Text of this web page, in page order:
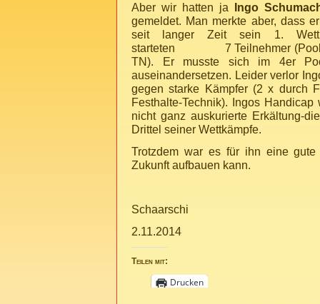
Aber wir hatten ja Ingo
gemeldet. Man merkte aber, dass
seit langer Zeit sein 1.
starteten 7 Teilnehmer (Pool 1
TN). Er musste sich im 4er
auseinandersetzen. Leider verlor
gegen starke Kämpfer (2 x durch
Festhalte-Technik). Ingos
nicht ganz auskurierte Erkältung-
Drittel seiner Wettkämpfe.
Trotzdem war es für ihn eine
Zukunft aufbauen kann.
Schaarschi
2.11.2014
Teilen mit:
Drucken